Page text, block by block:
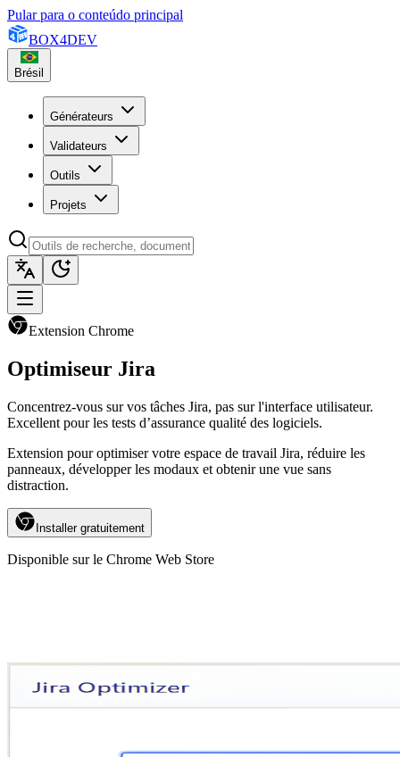
Pular para o conteúdo principal
BOX4DEV
Brésil
Générateurs
Validateurs
Outils
Projets
Extension Chrome
Optimiseur Jira
Concentrez-vous sur vos tâches Jira, pas sur l'interface utilisateur.
Excellent pour les tests d’assurance qualité des logiciels.
Extension pour optimiser votre espace de travail Jira, réduire les
panneaux, développer les modaux et obtenir une vue sans
distraction.
Installer gratuitement
Disponible sur le Chrome Web Store